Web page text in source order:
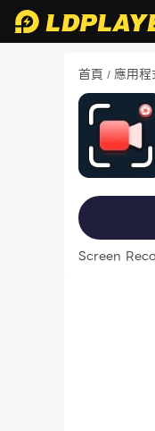
首頁 / 應用程
Screen